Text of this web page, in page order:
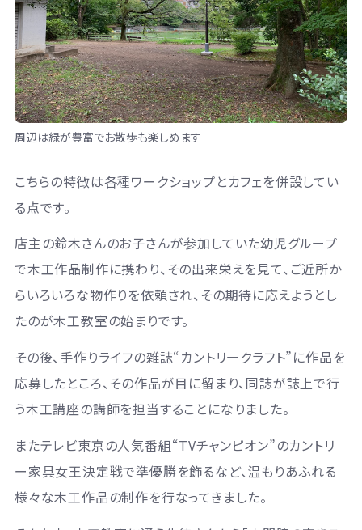
周辺は緑が豊富でお散歩も楽しめます
こちらの特徴は各種ワークショップとカフェを併設してい
る点です。
店主の鈴木さんのお子さんが参加していた幼児グループ
で木工作品制作に携わり、その出来栄えを見て、ご近所か
らいろいろな物作りを依頼され、その期待に応えようとし
たのが木工教室の始まりです。
その後、手作りライフの雑誌“カントリークラフト”に作品を
応募したところ、その作品が目に留まり、同誌が誌上で行
う木工講座の講師を担当することになりました。
またテレビ東京の人気番組“TVチャンピオン”のカントリ
ー家具女王決定戦で準優勝を飾るなど、温もりあふれる
様々な木工作品の制作を行なってきました。